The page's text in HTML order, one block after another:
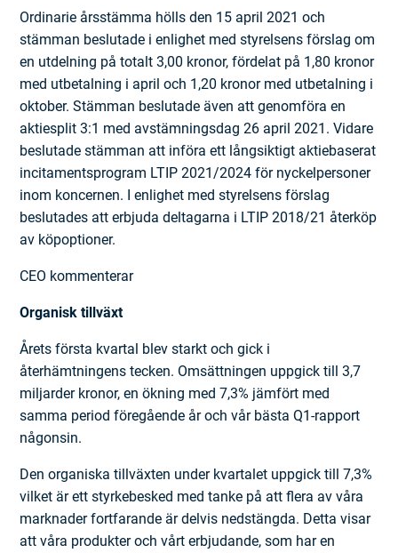
Ordinarie årsstämma hölls den 15 april 2021 och
stämman beslutade i enlighet med styrelsens förslag om
en utdelning på totalt 3,00 kronor, fördelat på 1,80 kronor
med utbetalning i april och 1,20 kronor med utbetalning i
oktober. Stämman beslutade även att genomföra en
aktiesplit 3:1 med avstämningsdag 26 april 2021. Vidare
beslutade stämman att införa ett långsiktigt aktiebaserat
incitamentsprogram LTIP 2021/2024 för nyckelpersoner
inom koncernen. I enlighet med styrelsens förslag
beslutades att erbjuda deltagarna i LTIP 2018/21 återköp
av köpoptioner.
CEO kommenterar
Organisk tillväxt
Årets första kvartal blev starkt och gick i
återhämtningens tecken. Omsättningen uppgick till 3,7
miljarder kronor, en ökning med 7,3% jämfört med
samma period föregående år och vår bästa Q1-rapport
någonsin.
Den organiska tillväxten under kvartalet uppgick till 7,3%
vilket är ett styrkebesked med tanke på att flera av våra
marknader fortfarande är delvis nedstängda. Detta visar
att våra produkter och vårt erbjudande, som har en